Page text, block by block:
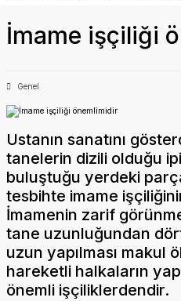
İmame işçiliği
Genel
Ustanın sanatını
tanelerin dizili olduğu
buluştuğu yerdeki
tesbihte imame
İmamenin zarif
tane uzunluğundan
uzun yapılması makul
hareketli halkaların
önemli işçiliklerdendir.